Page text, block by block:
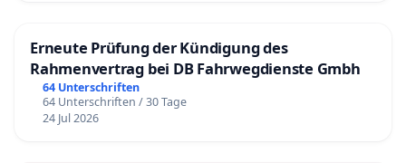
Erneute Prüfung der Kündigung des
Rahmenvertrag bei DB Fahrwegdienste Gmbh
64 Unterschriften
64 Unterschriften / 30 Tage
24 Jul 2026